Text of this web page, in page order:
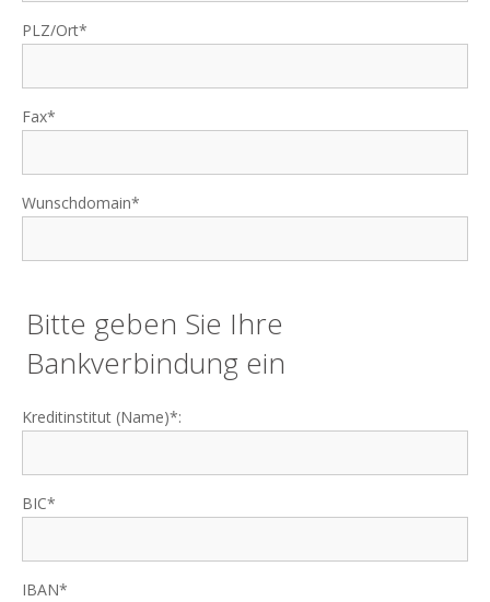
PLZ/Ort*
Fax*
Wunschdomain*
Bitte geben Sie Ihre
Bankverbindung ein
Kreditinstitut (Name)*:
BIC*
IBAN*